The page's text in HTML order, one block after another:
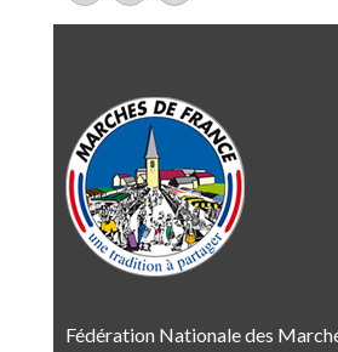
Fédération Nationale des